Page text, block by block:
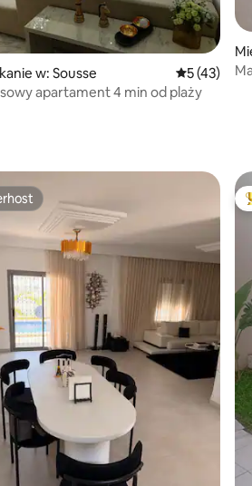
w: Sousse Średnia
5 (43)
apartament 4 min od plaży